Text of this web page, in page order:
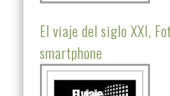
El viaje del siglo XXI,
smartphone